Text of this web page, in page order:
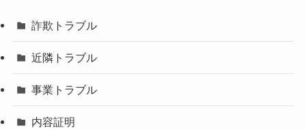
詐欺トラブル
近隣トラブル
事業トラブル
内容証明